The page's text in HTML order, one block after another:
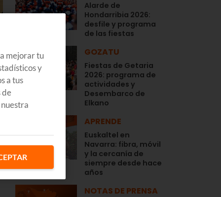
Alarde de
Hondarribia 2026:
desfile y programa
de las fiestas
GOZATU
Fiestas de Getaria
2026: programa de
actividades y
Desembarco de
Elkano
APRENDE
Euskaltel en
Navarra: fibra, móvil
y la cercanía de
siempre desde hace
años
NOTAS DE PRENSA
mejorar tu
y
a tus
de